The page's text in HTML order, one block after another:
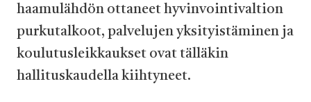
haamulähdön ottaneet hyvinvointivaltion
purkutalkoot, palvelujen yksityistäminen ja
koulutusleikkaukset ovat tälläkin
hallituskaudella kiihtyneet.